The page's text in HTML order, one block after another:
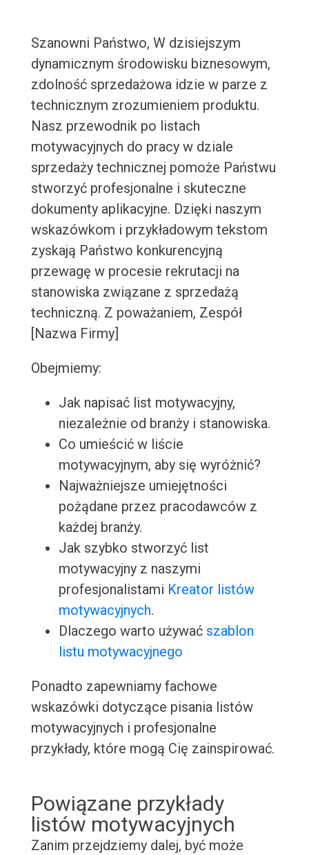
Szanowni Państwo, W dzisiejszym
dynamicznym środowisku biznesowym,
zdolność sprzedażowa idzie w parze z
technicznym zrozumieniem produktu.
Nasz przewodnik po listach
motywacyjnych do pracy w dziale
sprzedaży technicznej pomoże Państwu
stworzyć profesjonalne i skuteczne
dokumenty aplikacyjne. Dzięki naszym
wskazówkom i przykładowym tekstom
zyskają Państwo konkurencyjną
przewagę w procesie rekrutacji na
stanowiska związane z sprzedażą
techniczną. Z poważaniem, Zespół
[Nazwa Firmy]
Obejmiemy:
Jak napisać list motywacyjny,
niezależnie od branży i stanowiska.
Co umieścić w liście
motywacyjnym, aby się wyróżnić?
Najważniejsze umiejętności
pożądane przez pracodawców z
każdej branży.
Jak szybko stworzyć list
motywacyjny z naszymi
profesjonalistami Kreator listów
motywacyjnych.
Dlaczego warto używać szablon
listu motywacyjnego
Ponadto zapewniamy fachowe
wskazówki dotyczące pisania listów
motywacyjnych i profesjonalne
przykłady, które mogą Cię zainspirować.
Powiązane przykłady
listów motywacyjnych
Zanim przejdziemy dalej, być może